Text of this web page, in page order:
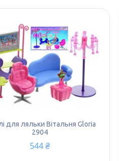
для ляльки Вітальня Gloria
2904
544 ₴